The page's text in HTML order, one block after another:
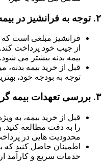
۲. توجه به فرانشیز در
فرانشیز مبلغی است که
از جیب خود پرداخت
بیمه بدنه بیشتر می شود.
قبل از خرید بیمه بدنه،
توجه به بودجه خود،
۳. بررسی تعهدات بیمه گر
قبل از خرید بیمه، به
را به دقت مطالعه
محدودیت هایی در
اطمینان حاصل کنید که
خدمات سریع و کارآمد